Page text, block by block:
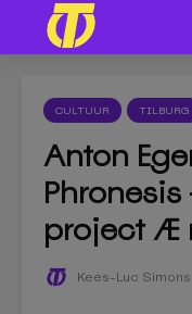
CULTUUR TILBURG
Anton
Phronesis
project Æ
Kees-Luc Simons